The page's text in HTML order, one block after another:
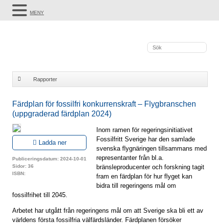
Rapporter
2024)
Färdplan för fossilfri konkurrenskraft – Flygbranschen
(uppgraderad färdplan 2024)
Ladda ner
Publiceringsdatum: 2024-10-01
Sidor: 36
ISBN:
Inom ramen för regeringsinitiativet
Fossilfritt Sverige har den samlade
svenska flygnäringen tillsammans med
representanter från bl.a.
bränsleproducenter och forskning tagit
fram en färdplan för hur flyget kan
bidra till regeringens mål om
fossilfrihet till 2045.
Arbetet har utgått från regeringens mål om att Sverige ska bli ett av
världens första fossilfria välfärdsländer. Färdplanen försöker
MENY